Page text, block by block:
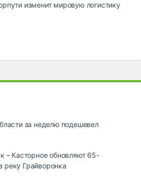
изменит мировую логистику
за неделю подешевел
– Касторное обновляют 65-
реку Грайворонка